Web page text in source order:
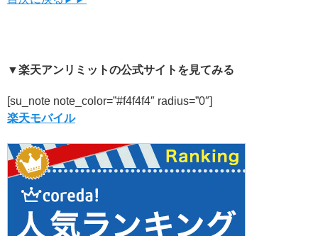
▼楽天アンリミットの公式サイトを見てみる
[su_note note_color=”#f4f4f4″ radius=”0″]
楽天モバイル